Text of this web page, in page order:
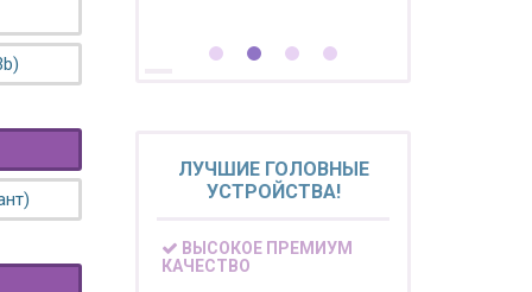
ЛУЧШИЕ ГОЛОВНЫЕ
УСТРОЙСТВА!
ВЫСОКОЕ ПРЕМИУМ
КАЧЕСТВО